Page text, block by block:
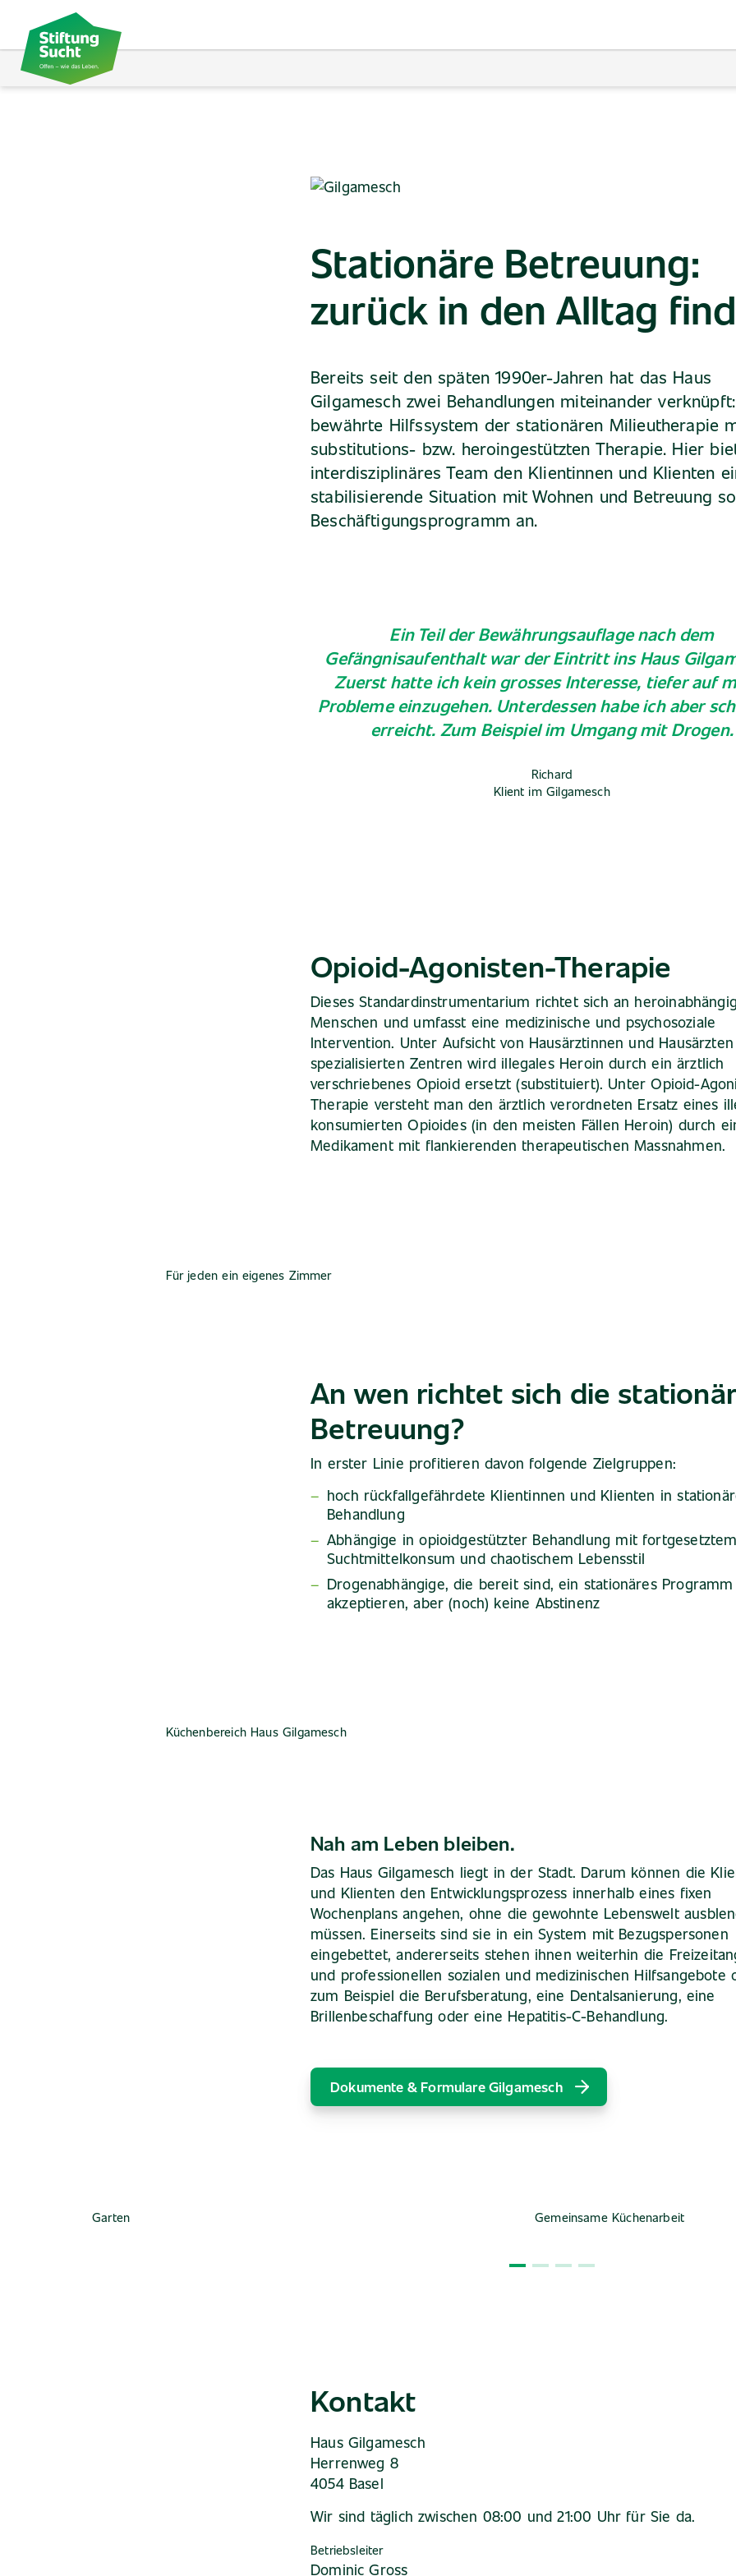
Inhalt
Stationäre Betreuung:
zurück in den Alltag
Bereits seit den späten 1990er-Jahren hat das Haus
Gilgamesch zwei Behandlungen miteinander
bewährte Hilfssystem der stationären Milieutherapie
substitutions- bzw. heroingestützten Therapie. Hier
interdisziplinäres Team den Klientinnen und Klienten
stabilisierende Situation mit Wohnen und Betreuung
Beschäftigungsprogramm an.
Ein Teil der Bewährungsauflage nach dem
Gefängnisaufenthalt war der Eintritt ins Haus
Zuerst hatte ich kein grosses Interesse, tiefer auf
Probleme einzugehen. Unterdessen habe ich aber
erreicht. Zum Beispiel im Umgang mit Drogen.
Richard
Klient im Gilgamesch
Opioid-Agonisten-Therapie
Dieses Standardinstrumentarium richtet sich an
Menschen und umfasst eine medizinische und psychosoziale
Intervention. Unter Aufsicht von Hausärztinnen und
spezialisierten Zentren wird illegales Heroin durch ein ärztlich
verschriebenes Opioid ersetzt (substituiert). Unter Opioid-
Therapie versteht man den ärztlich verordneten Ersatz eines
konsumierten Opioides (in den meisten Fällen Heroin) durch
Medikament mit flankierenden therapeutischen Massnahmen.
Für jeden ein eigenes Zimmer
An wen richtet sich die
Betreuung?
In erster Linie profitieren davon folgende Zielgruppen:
hoch rückfallgefährdete Klientinnen und Klienten in
Behandlung
Abhängige in opioidgestützter Behandlung mit fortgesetztem
Suchtmittelkonsum und chaotischem Lebensstil
Drogenabhängige, die bereit sind, ein stationäres Programm
akzeptieren, aber (noch) keine Abstinenz
Küchenbereich Haus Gilgamesch
Nah am Leben bleiben.
Das Haus Gilgamesch liegt in der Stadt. Darum können die
und Klienten den Entwicklungsprozess innerhalb eines fixen
Wochenplans angehen, ohne die gewohnte Lebenswelt
müssen. Einerseits sind sie in ein System mit Bezugspersonen
eingebettet, andererseits stehen ihnen weiterhin die
und professionellen sozialen und medizinischen Hilfsangebote
zum Beispiel die Berufsberatung, eine Dentalsanierung, eine
Brillenbeschaffung oder eine Hepatitis-C-Behandlung.
Dokumente & Formulare Gilgamesch
Garten Gemeinsame Küchenarbeit
Kontakt
Haus Gilgamesch
Herrenweg 8
4054 Basel
Wir sind täglich zwischen 08:00 und 21:00 Uhr für Sie da.
Betriebsleiter
Dominic Gross